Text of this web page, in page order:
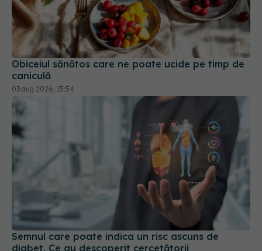
Obiceiul sănătos care ne poate ucide pe timp de
caniculă
03 aug 2026, 15:54
Semnul care poate indica un risc ascuns de
diabet. Ce au descoperit cercetătorii